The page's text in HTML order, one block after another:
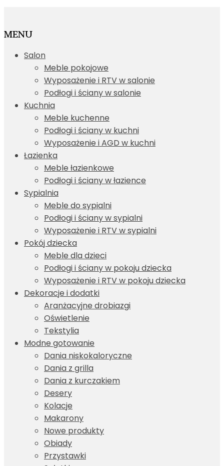
MENU
Salon
Meble pokojowe
Wyposażenie i RTV w salonie
Podłogi i ściany w salonie
Kuchnia
Meble kuchenne
Podłogi i ściany w kuchni
Wyposażenie i AGD w kuchni
Łazienka
Meble łazienkowe
Podłogi i ściany w łazience
Sypialnia
Meble do sypialni
Podłogi i ściany w sypialni
Wyposażenie i RTV w sypialni
Pokój dziecka
Meble dla dzieci
Podłogi i ściany w pokoju dziecka
Wyposażenie i RTV w pokoju dziecka
Dekoracje i dodatki
Aranżacyjne drobiazgi
Oświetlenie
Tekstylia
Modne gotowanie
Dania niskokaloryczne
Dania z grilla
Dania z kurczakiem
Desery
Kolacje
Makarony
Nowe produkty
Obiady
Przystawki